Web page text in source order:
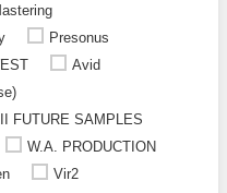
Presonus
Avid
FUTURE SAMPLES
W.A. PRODUCTION
Vir2